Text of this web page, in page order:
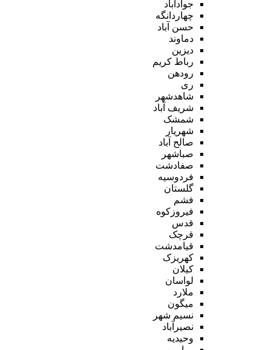
جوادآباد
چهاردانگه
حسن آباد
دماوند
دیزین
رباط کریم
رودهن
ری
شاهدشهر
شریف آباد
شمشک
شهریار
صالح آباد
صباشهر
صفادشت
فردوسیه
گلستان
فشم
فیروزکوه
قدس
قرچک
قیامدشت
کهریزک
کیلان
لواسان
ملارد
میگون
نسیم شهر
نصیرآباد
وحیدیه